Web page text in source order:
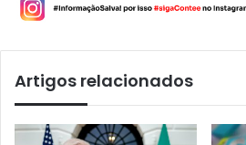
Artigos relacionados